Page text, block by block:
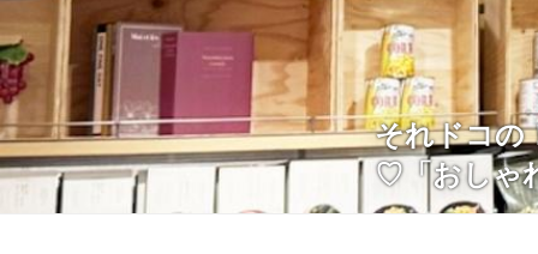
それドコの
♡「おしゃ